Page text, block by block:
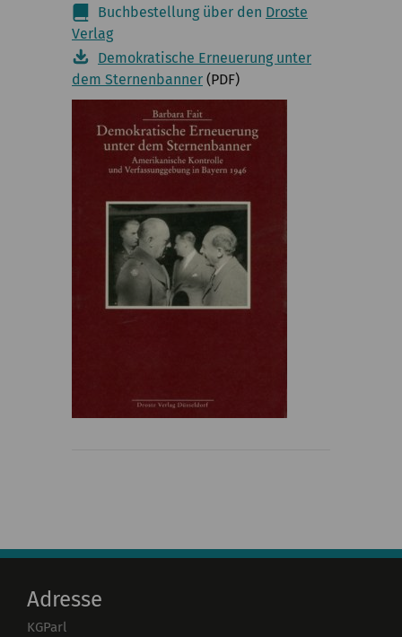
Buchbestellung über den Droste
Verlag
Demokratische Erneuerung unter
dem Sternenbanner (PDF)
Adresse
KGParl